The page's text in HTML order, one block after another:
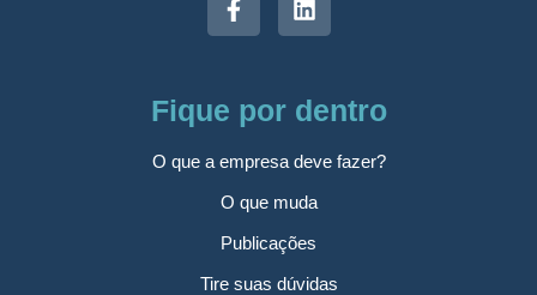
Fique por dentro
O que a empresa deve fazer?
O que muda
Publicações
Tire suas dúvidas